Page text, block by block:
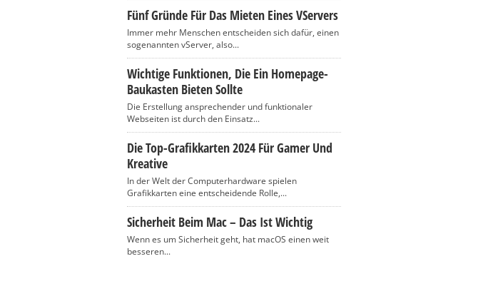
Fünf Gründe Für Das Mieten Eines VServers
Immer mehr Menschen entscheiden sich dafür, einen
sogenannten vServer, also...
Wichtige Funktionen, Die Ein Homepage-
Baukasten Bieten Sollte
Die Erstellung ansprechender und funktionaler
Webseiten ist durch den Einsatz...
Die Top-Grafikkarten 2024 Für Gamer Und
Kreative
In der Welt der Computerhardware spielen
Grafikkarten eine entscheidende Rolle,...
Sicherheit Beim Mac – Das Ist Wichtig
Wenn es um Sicherheit geht, hat macOS einen weit
besseren...